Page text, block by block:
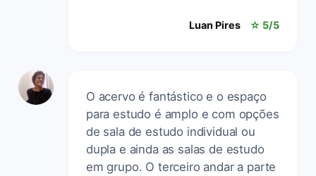
Luan Pires ☆ 5/5
O acervo é fantástico e o espaço
para estudo é amplo e com opções
de sala de estudo individual ou
dupla e ainda as salas de estudo
em grupo. O terceiro andar a parte